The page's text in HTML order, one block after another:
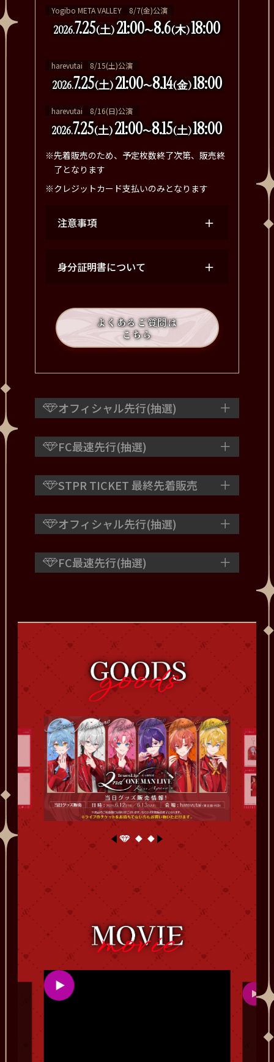
Yogibo META VALLEY 8/7(金)公演
2026.7.25(土)21:00〜8.6(木)18:00
harevutai 8/15(土)公演
2026.7.25(土)21:00〜8.14(金)18:00
harevutai 8/16(日)公演
2026.7.25(土)21:00〜8.15(土)18:00
※先着販売のため、予定枚数終了次第、販売終
了となります
※クレジットカード支払いのみとなります
注意事項
身分証明書について
よくあるご質問は
こちら
オフィシャル先行(抽選)
FC最速先行(抽選)
STPR TICKET 最終先着販売
オフィシャル先行(抽選)
FC最速先行(抽選)